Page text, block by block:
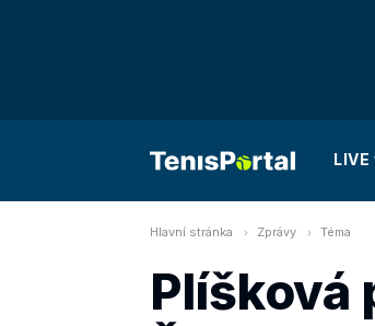
Hlavní stránka Zprávy Téma
Plíšková